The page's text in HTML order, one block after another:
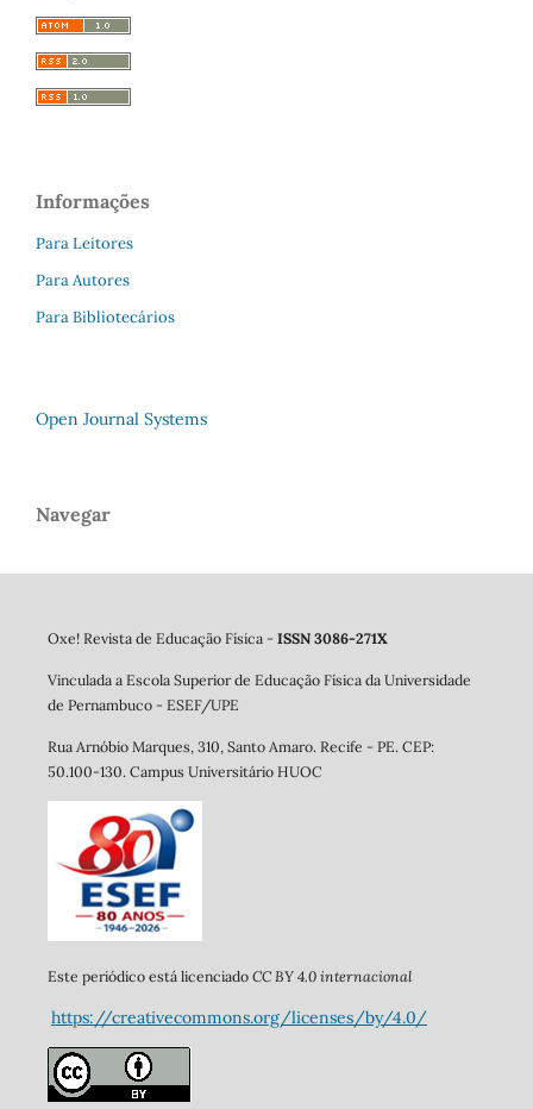
Informações
Para Leitores
Para Autores
Para Bibliotecários
Open Journal Systems
Navegar
Oxe! Revista de Educação Física - ISSN 3086-271X
Vinculada a Escola Superior de Educação Física da Universidade
de Pernambuco - ESEF/UPE
Rua Arnóbio Marques, 310, Santo Amaro. Recife - PE. CEP:
50.100-130. Campus Universitário HUOC
Este periódico está licenciado CC BY 4.0 internacional
https://creativecommons.org/licenses/by/4.0/